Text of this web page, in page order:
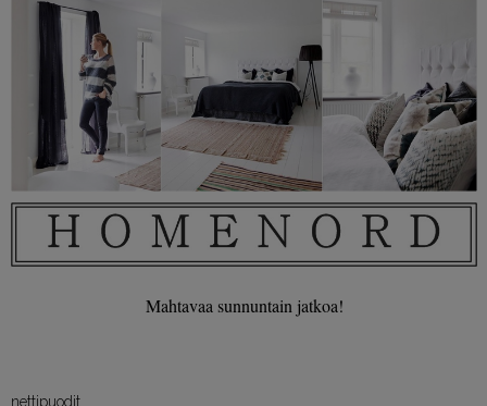
Mahtavaa sunnuntain jatkoa!
nettipuodit